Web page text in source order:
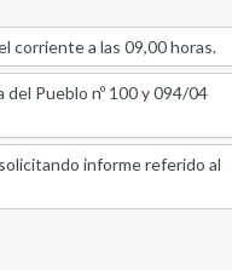
corriente a las 09,00 horas.
Pueblo nº 100 y 094/04
informe referido al